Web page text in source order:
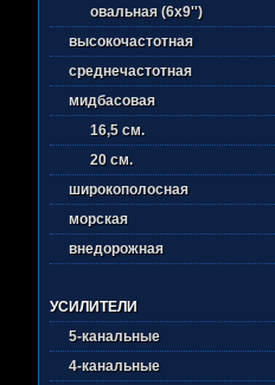
овальная (6х9'')
высокочастотная
среднечастотная
мидбасовая
16,5 см.
20 см.
широкополосная
морская
внедорожная
УСИЛИТЕЛИ
5-канальные
4-канальные